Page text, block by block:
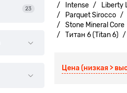
23
Intense
Liberty
Parquet Sirocco
Stone Mineral Core
Титан 6 (Titan 6)
Цена (низкая >